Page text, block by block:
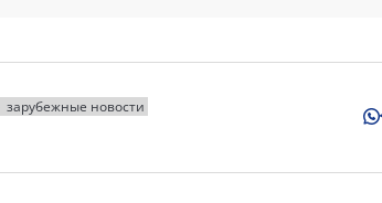
зарубежные новости